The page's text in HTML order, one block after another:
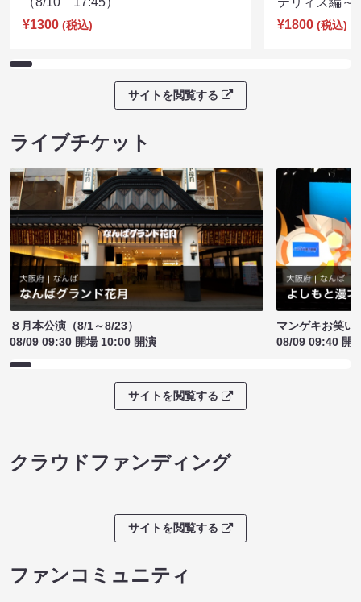
¥1300 (税込)
¥1800 (税込)
サイトを閲覧する
ライブチケット
８月本公演（8/1～8/23）
08/09 09:30 開場 10:00 開演
マンゲキお笑い
08/09 09:40 開
サイトを閲覧する
クラウドファンディング
サイトを閲覧する
ファンコミュニティ